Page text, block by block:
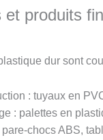
et produits
dur sont
: tuyaux en
: palettes en
chocs ABS,